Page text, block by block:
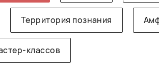
Территория познания
классов